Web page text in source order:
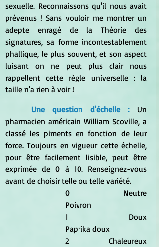
sexuelle. Reconnaissons qu'il nous avait
prévenus ! Sans vouloir me montrer un
adepte enragé de la Théorie des
signatures, sa forme incontestablement
phallique, le plus souvent, et son aspect
luisant on ne peut plus clair nous
rappellent cette règle universelle : la
taille n'a rien à voir !
Une question d'échelle : Un
pharmacien américain William Scoville, a
classé les piments en fonction de leur
force. Toujours en vigueur cette échelle,
pour être facilement lisible, peut être
exprimée de 0 à 10. Renseignez-vous
avant de choisir telle ou telle variété.
0		Neutre
Poivron
1		Doux
Paprika doux
2		Chaleureux